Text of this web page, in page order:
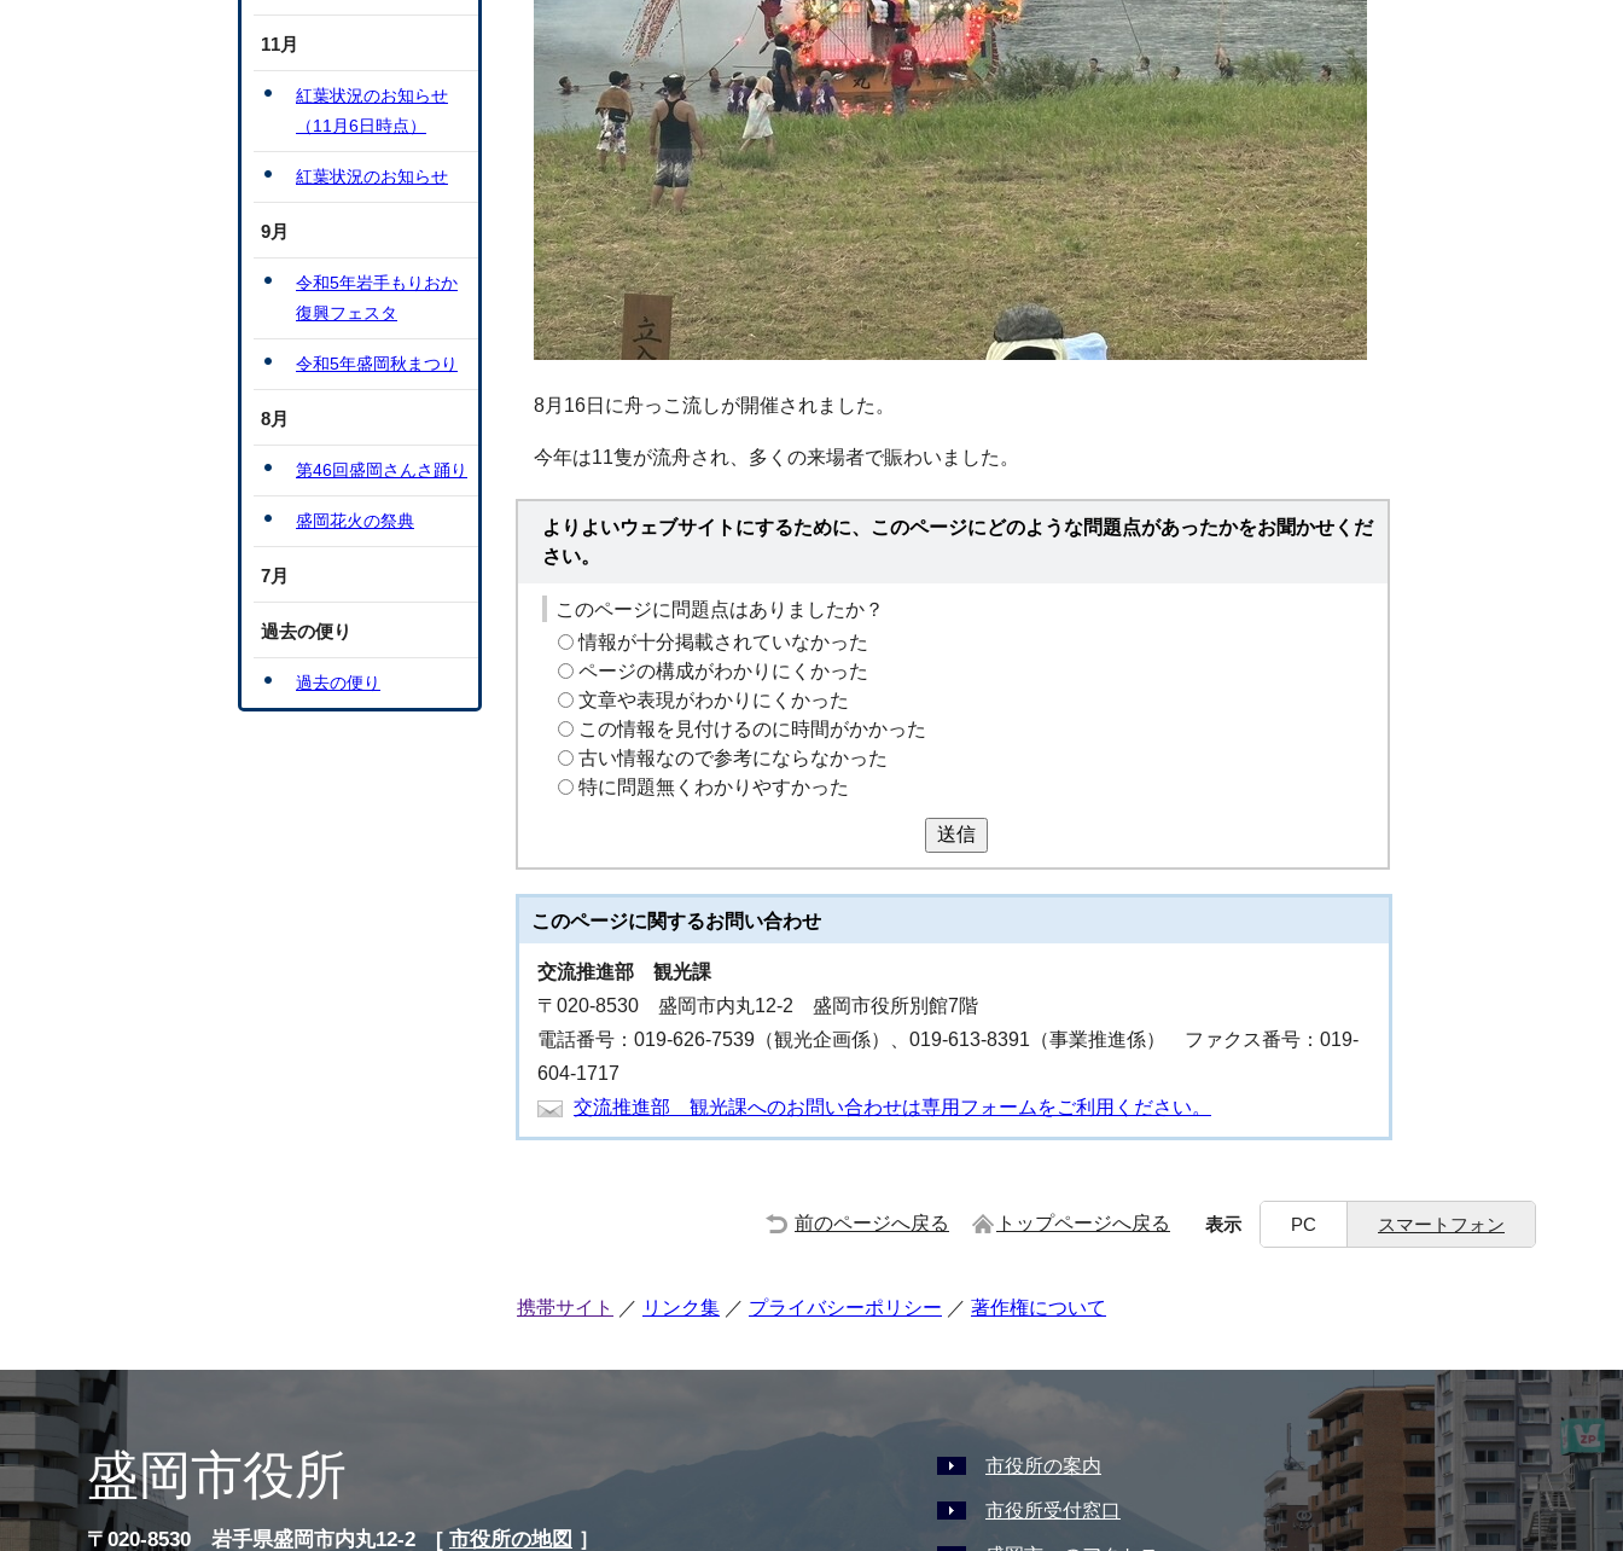
8月16日に舟っこ流しが開催されました。
今年は11隻が流舟され、多くの来場者で賑わいました。
よりよいウェブサイトにするために、このページにどのような問題点があったかをお聞かせくだ
さい。
このページに問題点はありましたか？
情報が十分掲載されていなかった
ページの構成がわかりにくかった
文章や表現がわかりにくかった
この情報を見付けるのに時間がかかった
古い情報なので参考にならなかった
特に問題無くわかりやすかった
送信
このページに関するお問い合わせ
交流推進部 観光課
〒020-8530 盛岡市内丸12-2 盛岡市役所別館7階
電話番号：019-626-7539（観光企画係）、019-613-8391（事業推進係） ファクス番号：019-
604-1717
交流推進部 観光課へのお問い合わせは専用フォームをご利用ください。
11月
紅葉状況のお知らせ
（11月6日時点）
紅葉状況のお知らせ
9月
令和5年岩手もりおか
復興フェスタ
令和5年盛岡秋まつり
8月
第46回盛岡さんさ踊り
盛岡花火の祭典
7月
過去の便り
過去の便り
前のページへ戻る トップページへ戻る 表示 PC スマートフォン
携帯サイト リンク集 プライバシーポリシー 著作権について
盛岡市役所
〒020-8530 岩手県盛岡市内丸12-2 [ 市役所の地図 ］
市役所の案内
市役所受付窓口